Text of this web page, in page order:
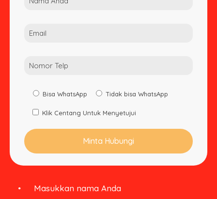
Bisa WhatsApp Tidak bisa WhatsApp
Klik Centang Untuk Menyetujui
Masukkan nama Anda